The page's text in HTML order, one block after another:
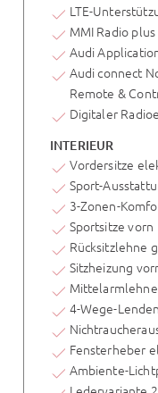
LTE-
MMI Radio plus
Audi
Audi connect
Remote &
Digitaler
INTERIEUR
Vordersitze
Sport-
3-Zonen-
Sportsitze vorn
Rücksitzlehne
Sitzheizung
4-Wege-
Fensterheber
Ambiente-